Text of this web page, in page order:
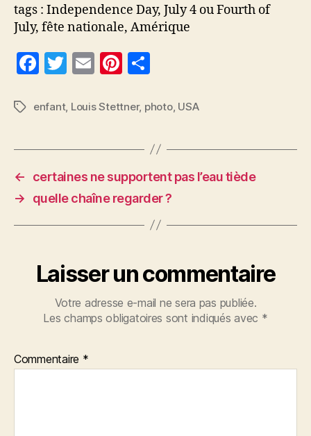
tags : Independence Day, July 4 ou Fourth of
July, fête nationale, Amérique
F
c
b
o
o
k
T
itt
E
ai
Pi
er
t
rt
g
er
Étiquettes
enfant, Louis Stettner, photo, USA
←
certaines ne supportent pas l’eau tiède
→
quelle chaîne regarder ?
Laisser un commentaire
Votre adresse e-mail ne sera pas publiée.
Les champs obligatoires sont indiqués avec *
Commentaire *